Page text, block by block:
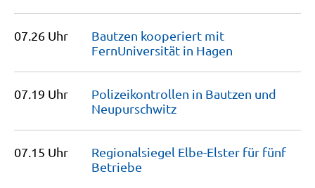
07.26 Uhr
Bautzen kooperiert mit
FernUniversität in Hagen
07.19 Uhr
Polizeikontrollen in Bautzen und
Neupurschwitz
07.15 Uhr
Regionalsiegel Elbe-Elster für fünf
Betriebe